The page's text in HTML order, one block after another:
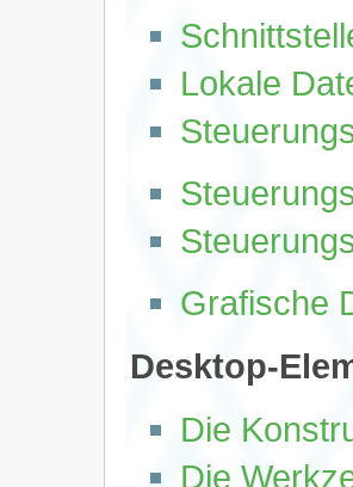
Lokale
Grafische
Desktop-
Die
Die